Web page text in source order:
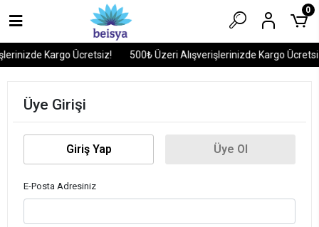
Kargo Ücretsiz! 500₺ Üzeri Alışverişlerinizde Kargo
0
Üye Girişi
Giriş Yap Üye Ol
E-Posta Adresiniz